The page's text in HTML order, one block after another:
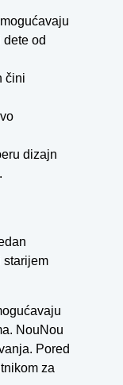
od
čini
dizajn
starijem
NouNou
Pored
za